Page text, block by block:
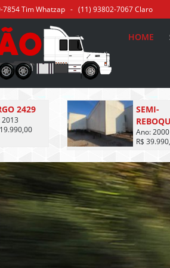
Tim Whatzap - (11) 93802-7067 Claro
HOME
2429
2013
SEMI-
Ano: 2000
R$